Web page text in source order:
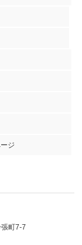
ジ
町7-7